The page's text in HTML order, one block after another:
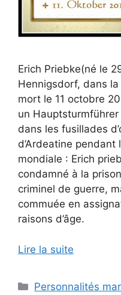
Erich Priebke(né le
Hennigsdorf, dans
mort le 11 octobre
un
dans les fusillades
d’Ardeatine pendant
mondiale : Erich
condamné à la
criminel de guerre,
commuée en
raisons d’âge.
Lire la suite
Catégories
Personnalités